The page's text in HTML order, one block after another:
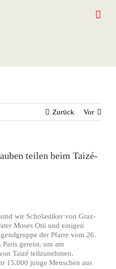
Zurück Vor
teilen beim Taizé-
wir Scholastiker von Graz-
Moses Otii und einigen
der Pfarre vom 26.
gereist, um am
Taizé teilzunehmen.
15.000 junge Menschen aus